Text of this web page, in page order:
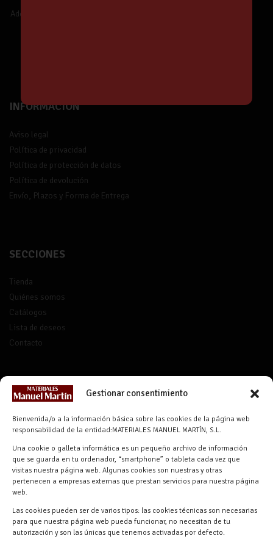
Gestionar consentimiento
Bienvenida/o a la información básica sobre las cookies de la página web
responsabilidad de la entidad:MATERIALES MANUEL MARTÍN, S.L.
Una cookie o galleta informática es un pequeño archivo de información
que se guarda en tu ordenador, “smartphone” o tableta cada vez que
visitas nuestra página web. Algunas cookies son nuestras y otras
pertenecen a empresas externas que prestan servicios para nuestra página
web.
Las cookies pueden ser de varios tipos: las cookies técnicas son necesarias
para que nuestra página web pueda funcionar, no necesitan de tu
autorización y son las únicas que tenemos activadas por defecto.
Además,
INFORMACIÓN
Aviso legal
Política de privacidad
Política de protección de datos
Política de devolución
Envío, Plazos y Forma de Entrega
SECCIONES
Tienda
Quiénes somos
Catálogos
Lista de deseos
Contacto
CONTACTO
info@materialesmanuelmartin.com
921 57 52 29
618 59 79 72 (Solo WhatsApp)
Materiales Manuel Martín Ctra.
Turégano-Navas de Oro, 47, 40280
Navalmanzano, Segovia, ESPAÑA